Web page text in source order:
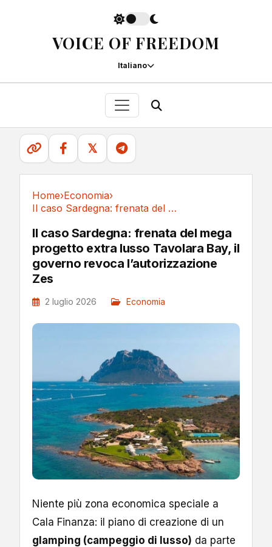
VOICE OF FREEDOM
Italiano
𝕏
Home›Economia›
Il caso Sardegna: frenata del mega progetto...
Il caso Sardegna: frenata del mega
progetto extra lusso Tavolara Bay, il
governo revoca l’autorizzazione
Zes
2 luglio 2026 Economia
Niente più zona economica speciale a
Cala Finanza: il piano di creazione di un
glamping (campeggio di lusso) da parte